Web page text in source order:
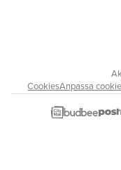
CookiesAnpassa